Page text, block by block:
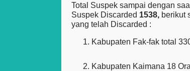
Total Suspek sampai dengan
Suspek Discarded 1538, berikut
yang telah Discarded :
Kabupaten Fak-fak total
Kabupaten Kaimana 18